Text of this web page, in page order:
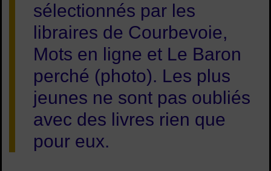
sélectionnés par les
libraires de Courbevoie,
Mots en ligne et Le Baron
perché (photo). Les plus
jeunes ne sont pas oubliés
avec des livres rien que
pour eux.